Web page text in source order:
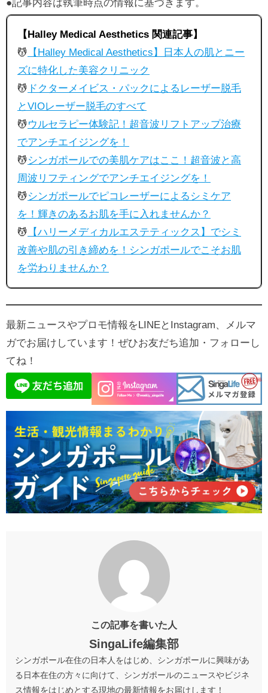
●記事内容は執筆時点の情報に基づきます。
【Halley Medical Aesthetics 関連記事】
💆
【Halley Medical Aesthetics】日本人の肌とニー
ズに特化した美容クリニック
💆 ドクターメイビス・パックによるレーザー脱毛
とVIOレーザー脱毛のすべて
💆 ウルセラピー体験記！超音波リフトアップ治療
でアンチエイジングを！
💆 シンガポールでの美肌ケアはここ！超音波と高
周波リフティングでアンチエイジングを！
💆 シンガポールでピコレーザーによるシミケア
を！輝きのあるお肌を手に入れませんか？
💆
【ハリーメディカルエステティックス】でシミ
改善や肌の引き締めを！シンガポールでこそお肌
を労わりませんか？
最新ニュースやプロモ情報をLINEとInstagram、メルマ
ガでお届けしています！ぜひお友だち追加・フォローし
てね！
この記事を書いた人
SingaLife編集部
シンガポール在住の日本人をはじめ、シンガポールに興味があ
る日本在住の方々に向けて、シンガポールのニュースやビジネ
ス情報をはじめとする現地の最新情報をお届けします！